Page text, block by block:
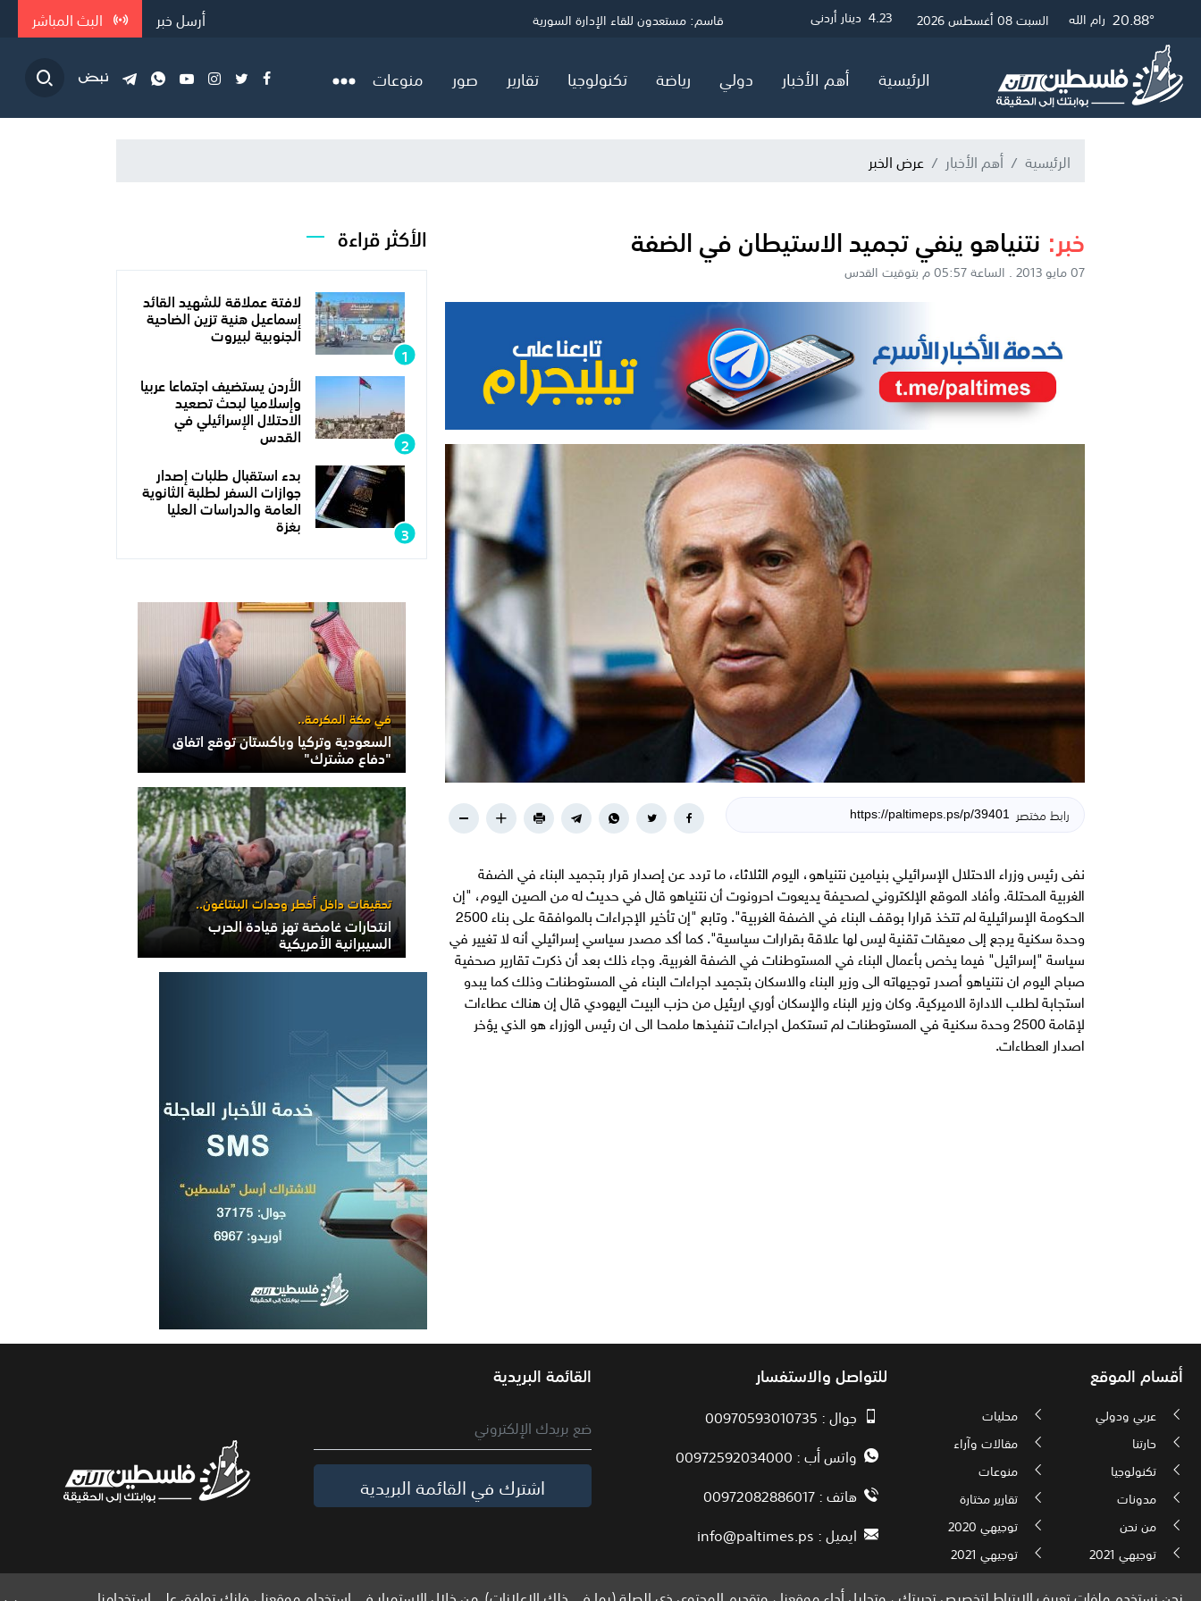
26.49° غزة 21.12° القدس 20.88° رام الله السبت 08 أغسطس 2026 3 دولار أمريكي4.05 جنيه إسترليني 4.23 دينار أردني توضيح مهم صادر عن هيئة البترول في قطاع غزة
السعودية وتركيا وباكستان توقع اتفاق "دفاع مشترك"
قاسم: مستعدون للقاء الإدارة السورية أرسل خبر البث المباشر
الرئيسية أهم الأخبار دولي رياضة تكنولوجيا تقارير صور منوعات
الرئيسية أهم الأخبار عرض الخبر
خبر: نتنياهو ينفي تجميد الاستيطان في الضفة
07 مايو 2013 . الساعة 05:57 م بتوقيت القدس
رابط مختصر
نفى رئيس وزراء الاحتلال الإسرائيلي بنيامين نتنياهو، اليوم الثلاثاء، ما تردد عن إصدار قرار بتجميد البناء في الضفة
الغربية المحتلة. وأفاد الموقع الإلكتروني لصحيفة يديعوت احرونوت أن نتنياهو قال في حديث له من الصين اليوم، "إن
الحكومة الإسرائيلية لم تتخذ قرارا بوقف البناء في الضفة الغربية". وتابع "إن تأخير الإجراءات بالموافقة على بناء 2500
وحدة سكنية يرجع إلى معيقات تقنية ليس لها علاقة بقرارات سياسية". كما أكد مصدر سياسي إسرائيلي أنه لا تغيير في
سياسة "إسرائيل" فيما يخص بأعمال البناء في المستوطنات في الضفة الغربية. وجاء ذلك بعد أن ذكرت تقارير صحفية
صباح اليوم ان نتنياهو أصدر توجيهاته الى وزير البناء والاسكان بتجميد اجراءات البناء في المستوطنات وذلك كما يبدو
استجابة لطلب الادارة الاميركية. وكان وزير البناء والإسكان أوري اريئيل من حزب البيت اليهودي قال إن هناك عطاءات
لإقامة 2500 وحدة سكنية في المستوطنات لم تستكمل اجراءات تنفيذها ملمحا الى ان رئيس الوزراء هو الذي يؤخر
اصدار العطاءات.
الأكثر قراءة
لافتة عملاقة للشهيد القائد
إسماعيل هنية تزين الضاحية
الجنوبية لبيروت
الأردن يستضيف اجتماعا عربيا
وإسلاميا لبحث تصعيد
الاحتلال الإسرائيلي في
القدس
بدء استقبال طلبات إصدار
جوازات السفر لطلبة الثانوية
العامة والدراسات العليا
بغزة
في مكة المكرمة..
السعودية وتركيا وباكستان توقع اتفاق
"دفاع مشترك"
تحقيقات داخل أخطر وحدات البنتاغون..
انتحارات غامضة تهز قيادة الحرب
السيبرانية الأمريكية
أقسام الموقع
عربي ودولي
محليات
حارتنا
مقالات وآراء
تكنولوجيا
منوعات
مدونات
تقارير مختارة
من نحن
توجيهي 2020
توجيهي 2021
توجيهي 2021
للتواصل والاستفسار
جوال : 00970593010735
واتس أب : 00972592034000
هاتف : 00972082886017
ايميل :info@paltimes.ps
القائمة البريدية
اشترك في القائمة البريدية